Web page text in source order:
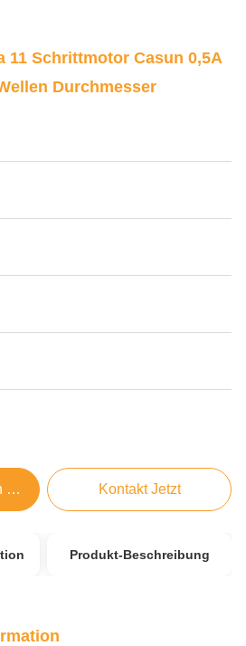
11 Schrittmotor Casun 0,5A
Durchmesser
Preis Kontakt Jetzt
Produkt-Beschreibung